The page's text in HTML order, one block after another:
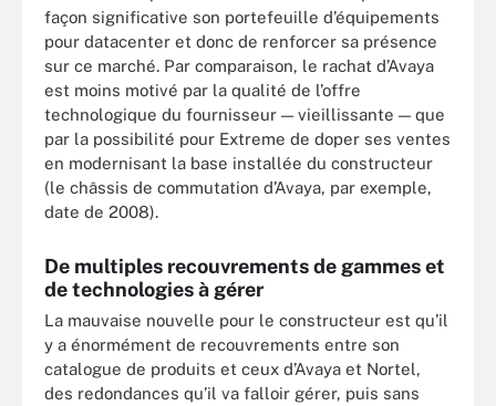
façon significative son portefeuille d’équipements
pour datacenter et donc de renforcer sa présence
sur ce marché. Par comparaison, le rachat d’Avaya
est moins motivé par la qualité de l’offre
technologique du fournisseur — vieillissante — que
par la possibilité pour Extreme de doper ses ventes
en modernisant la base installée du constructeur
(le châssis de commutation d’Avaya, par exemple,
date de 2008).
De multiples recouvrements de gammes et
de technologies à gérer
La mauvaise nouvelle pour le constructeur est qu’il
y a énormément de recouvrements entre son
catalogue de produits et ceux d’Avaya et Nortel,
des redondances qu’il va falloir gérer, puis sans